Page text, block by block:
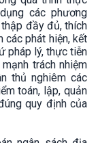
các phương
đầy đủ, thích
các phát hiện, kết
pháp lý, thực tiễn
trách nhiệm
thủ nghiêm các
toán, lập, quản
quy định của